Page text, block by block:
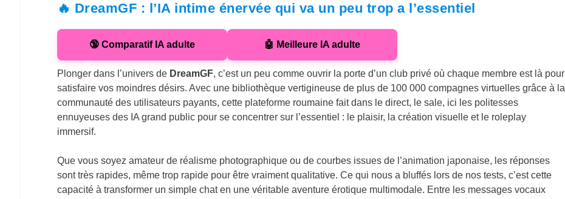
🔥 DreamGF : l’IA intime énervée qui va un peu trop a l’essentiel
🔞 Comparatif IA adulte 🤖 Meilleure IA adulte
Plonger dans l’univers de DreamGF, c’est un peu comme ouvrir la porte d’un club privé où chaque membre est là pour
satisfaire vos moindres désirs. Avec une bibliothèque vertigineuse de plus de 100 000 compagnes virtuelles grâce à la
communauté des utilisateurs payants, cette plateforme roumaine fait dans le direct, le sale, ici les politesses
ennuyeuses des IA grand public pour se concentrer sur l’essentiel : le plaisir, la création visuelle et le roleplay
immersif.
Que vous soyez amateur de réalisme photographique ou de courbes issues de l’animation japonaise, les réponses
sont très rapides, même trop rapide pour être vraiment qualitative. Ce qui nous a bluffés lors de nos tests, c’est cette
capacité à transformer un simple chat en une véritable aventure érotique multimodale. Entre les messages vocaux